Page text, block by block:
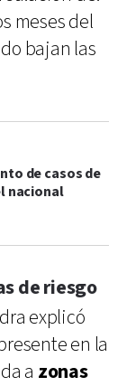
meses del
bajan las
de casos de
nacional
de riesgo
explicó
en la
a zonas